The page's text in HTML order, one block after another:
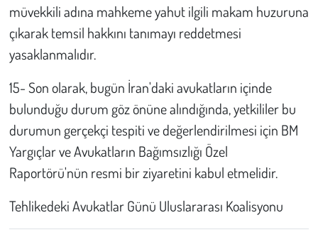
müvekkili adına mahkeme yahut ilgili makam huzuruna
çıkarak temsil hakkını tanımayı reddetmesi
yasaklanmalıdır.
15- Son olarak, bugün İran'daki avukatların içinde
bulunduğu durum göz önüne alındığında, yetkililer bu
durumun gerçekçi tespiti ve değerlendirilmesi için BM
Yargıçlar ve Avukatların Bağımsızlığı Özel
Raportörü'nün resmi bir ziyaretini kabul etmelidir.
Tehlikedeki Avukatlar Günü Uluslararası Koalisyonu